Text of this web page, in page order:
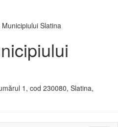
1, cod 230080, Slatina,